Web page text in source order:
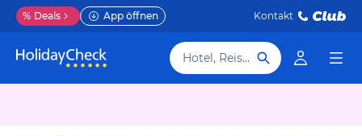
% Deals App öffnen Kontakt
Hotel, Reiseziel